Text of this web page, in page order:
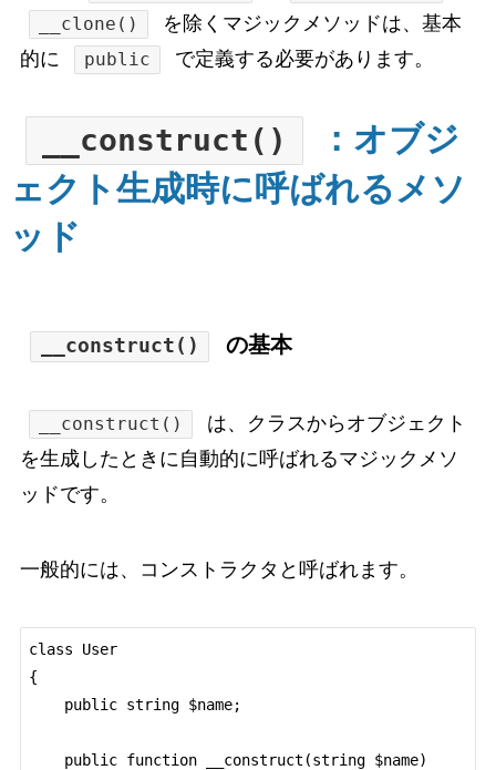
__clone()
を除くマジックメソッドは、基本
的に
public で定義する必要があります。
__construct()
：オブジ
ェクト生成時に呼ばれるメソ
ッド
__construct() の基本
__construct()
は、クラスからオブジェクト
を生成したときに自動的に呼ばれるマジックメソ
ッドです。
一般的には、コンストラクタと呼ばれます。
class User
{